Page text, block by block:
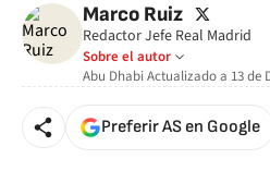
Marco Ruiz twitter
Redactor Jefe Real Madrid
Sobre el autor
Abu DhabiActualizado a 13 de
Preferir AS en Google